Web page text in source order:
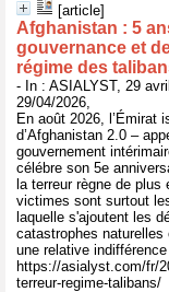
[article]
Afghanistan : 5
gouvernance et
régime des
- In : ASIALYST, 29
29/04/2026,
En août 2026, l’Émirat
d’Afghanistan 2.0 –
gouvernement
célébre son 5e
la terreur règne de
victimes sont surtout
laquelle s'ajoutent les
catastrophes
une relative
https://asialyst.com/fr/
terreur-regime-talibans/